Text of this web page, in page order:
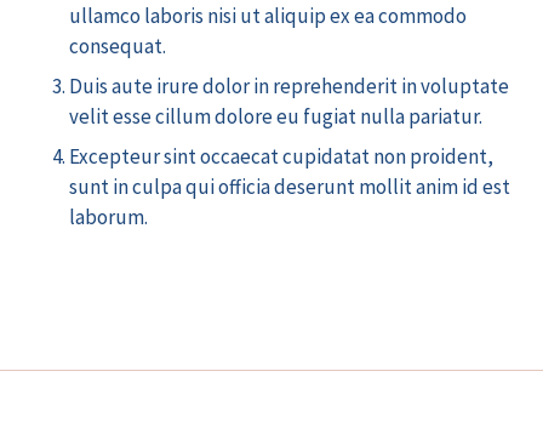
ullamco laboris nisi ut aliquip ex ea commodo
consequat.
Duis aute irure dolor in reprehenderit in voluptate
velit esse cillum dolore eu fugiat nulla pariatur.
Excepteur sint occaecat cupidatat non proident,
sunt in culpa qui officia deserunt mollit anim id est
laborum.